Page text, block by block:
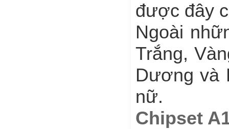
được đây
Ngoài
Trắng,
Dương và
nữ.
Chipset